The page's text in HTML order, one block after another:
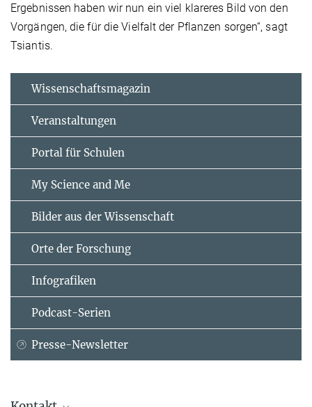
Ergebnissen haben wir nun ein viel klareres Bild von den
Vorgängen, die für die Vielfalt der Pflanzen sorgen“, sagt
Tsiantis.
Wissenschaftsmagazin
Veranstaltungen
Portal für Schulen
My Science and Me
Bilder aus der Wissenschaft
Orte der Forschung
Infografiken
Podcast-Serien
Presse-Newsletter